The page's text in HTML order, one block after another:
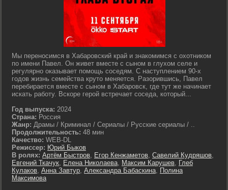
Мы переносимся в Хабаровский край и знакомимся с охотником
по имени Павел. Он живет вместе с сыном в глухом селе и
регулярно оказывает помощь соседям. С наступлением 90-х
годов жизнь семейства круто меняется. Разорившись, Павел
перебирается вместе с сыном в Хабаровск, где тут же начинает
искать работу. Вскоре герой встречает соседа, который...
Год выпуска: 2024
Страна: Россия
Жанр: Драмы / Криминал / Сериалы / Русские сериалы / ..
Продолжительность: 48 мин
Качество: WEB-DL
Режиссер: Юрий Быков
В ролях: Артём Быстров, Егор Кенжаметов, Савелий Кудряшов,
Евгений Ткачук, Елена Николаева, Максим Карушев, Глеб
Кулаков, Анна Завтур, Александра Бабаскина, Полина
Максимова